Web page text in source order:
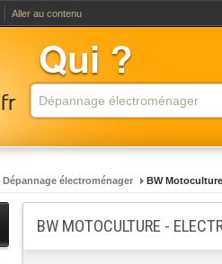
Aller au contenu
Dépannage électroménager BW Motoculture
BW MOTOCULTURE -